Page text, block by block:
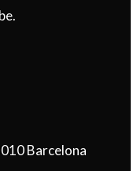
Barcelona